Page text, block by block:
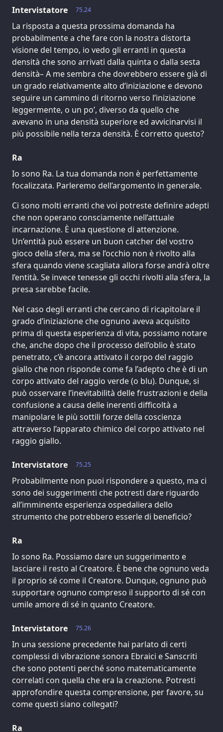
75.24
Intervistatore
La risposta a questa prossima domanda ha
probabilmente a che fare con la nostra distorta
visione del tempo, io vedo gli erranti in questa
densità che sono arrivati dalla quinta o dalla sesta
densità– A me sembra che dovrebbero essere già di
un grado relativamente alto d’iniziazione e devono
seguire un cammino di ritorno verso l’iniziazione
leggermente, o un po’, diverso da quello che
avevano in una densità superiore ed avvicinarvisi il
più possibile nella terza densità. È corretto questo?
Ra
Io sono Ra. La tua domanda non è perfettamente
focalizzata. Parleremo dell’argomento in generale.
Ci sono molti erranti che voi potreste definire adepti
che non operano consciamente nell’attuale
incarnazione. È una questione di attenzione.
Un’entità può essere un buon catcher del vostro
gioco della sfera, ma se l’occhio non è rivolto alla
sfera quando viene scagliata allora forse andrà oltre
l’entità. Se invece tenesse gli occhi rivolti alla sfera, la
presa sarebbe facile.
Nel caso degli erranti che cercano di ricapitolare il
grado d’iniziazione che ognuno aveva acquisito
prima di questa esperienza di vita, possiamo notare
che, anche dopo che il processo dell’oblio è stato
penetrato, c’è ancora attivato il corpo del raggio
giallo che non risponde come fa l’adepto che è di un
corpo attivato del raggio verde (o blu). Dunque, si
può osservare l’inevitabilità delle frustrazioni e della
confusione a causa delle inerenti difficoltà a
manipolare le più sottili forze della coscienza
attraverso l’apparato chimico del corpo attivato nel
raggio giallo.
75.25
Intervistatore
Probabilmente non puoi rispondere a questo, ma ci
sono dei suggerimenti che potresti dare riguardo
all’imminente esperienza ospedaliera dello
strumento che potrebbero esserle di beneficio?
Ra
Io sono Ra. Possiamo dare un suggerimento e
lasciare il resto al Creatore. È bene che ognuno veda
il proprio sé come il Creatore. Dunque, ognuno può
supportare ognuno compreso il supporto di sé con
umile amore di sé in quanto Creatore.
75.26
Intervistatore
In una sessione precedente hai parlato di certi
complessi di vibrazione sonora Ebraici e Sanscriti
che sono potenti perché sono matematicamente
correlati con quella che era la creazione. Potresti
approfondire questa comprensione, per favore, su
come questi siano collegati?
Ra